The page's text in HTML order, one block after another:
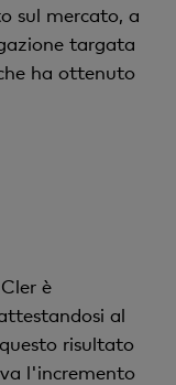
sul mercato, a
targata
ha ottenuto
è
al
risultato
l'incremento